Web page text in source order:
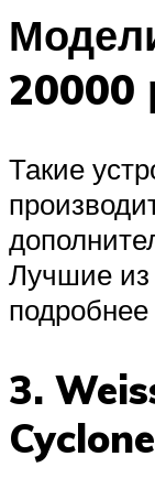
20000
Такие
Лучшие из
подробнее
3.
Cyclone